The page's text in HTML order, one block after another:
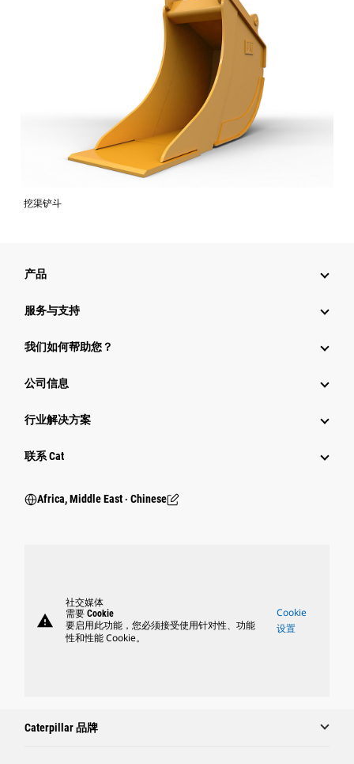
挖渠铲斗
产品
服务与支持
我们如何帮助您？
公司信息
行业解决方案
行业
联系 Cat
Africa, Middle East ‧ Chinese
warning
社交媒体
需要 Cookie
要启用此功能，您必须接受使用针对性、功能
性和性能 Cookie。
Cookie
设置
Caterpillar 品牌